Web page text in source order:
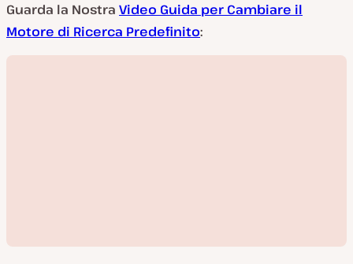
Guarda la Nostra Video Guida per Cambiare il
Motore di Ricerca Predefinito: